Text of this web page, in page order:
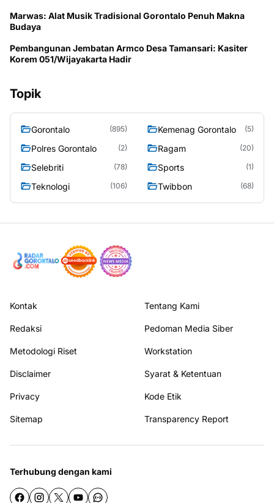
Marwas: Alat Musik Tradisional Gorontalo Penuh Makna
Budaya
Pembangunan Jembatan Armco Desa Tamansari: Kasiter
Korem 051/Wijayakarta Hadir
Topik
Gorontalo (895) Kemenag Gorontalo (5)
Polres Gorontalo (2) Ragam (20)
Selebriti (78) Sports (1)
Teknologi (106) Twibbon (68)
Kontak Tentang Kami
Redaksi Pedoman Media Siber
Metodologi Riset Workstation
Disclaimer Syarat & Ketentuan
Privacy Kode Etik
Sitemap Transparency Report
Terhubung dengan kami